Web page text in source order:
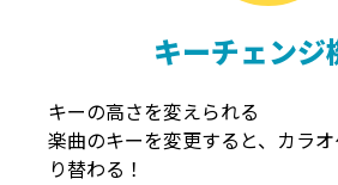
キーチェンジ
キーの高さを変えられる
楽曲のキーを変更すると、カラ
り替わる！